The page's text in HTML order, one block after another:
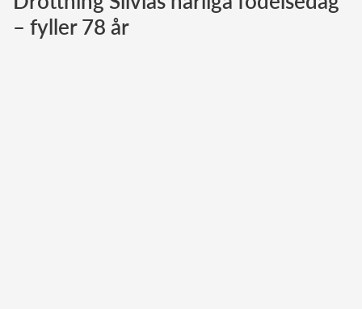
– fyller 78 år